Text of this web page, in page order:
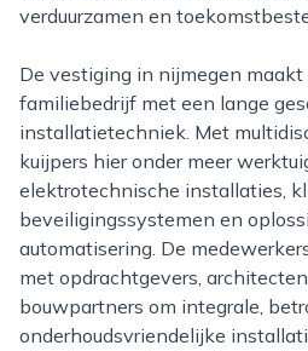
verduurzamen en
De vestiging in nijmegen maakt deel uit van een
familiebedrijf met een lange
installatietechniek. Met
kuijpers hier onder meer
elektrotechnische installaties,
beveiligingssystemen en
automatisering. De
met opdrachtgevers,
bouwpartners om integrale,
onderhoudsvriendelijke